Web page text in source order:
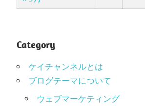
Category
ケイチャンネルとは
ブログテーマについて
ウェブマーケティング